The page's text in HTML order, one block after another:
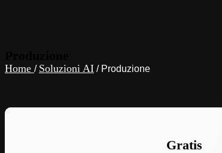
Home / Soluzioni AI / Produzione
Gratis